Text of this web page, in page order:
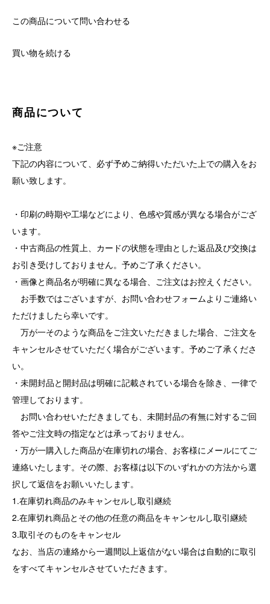
この商品について問い合わせる
買い物を続ける
商品について
※ご注意
下記の内容について、必ず予めご納得いただいた上での購入をお
願い致します。
・印刷の時期や工場などにより、色感や質感が異なる場合がござ
います。
・中古商品の性質上、カードの状態を理由とした返品及び交換は
お引き受けしておりません。予めご了承ください。
・画像と商品名が明確に異なる場合、ご注文はお控えください。
お手数ではございますが、お問い合わせフォームよりご連絡い
ただけましたら幸いです。
万が一そのような商品をご注文いただきました場合、ご注文を
キャンセルさせていただく場合がございます。予めご了承くださ
い。
・未開封品と開封品は明確に記載されている場合を除き、一律で
管理しております。
お問い合わせいただきましても、未開封品の有無に対するご回
答やご注文時の指定などは承っておりません。
・万が一購入した商品が在庫切れの場合、お客様にメールにてご
連絡いたします。その際、お客様は以下のいずれかの方法から選
択して返信をお願いいたします。
1.在庫切れ商品のみキャンセルし取引継続
2.在庫切れ商品とその他の任意の商品をキャンセルし取引継続
3.取引そのものをキャンセル
なお、当店の連絡から一週間以上返信がない場合は自動的に取引
をすべてキャンセルさせていただきます。